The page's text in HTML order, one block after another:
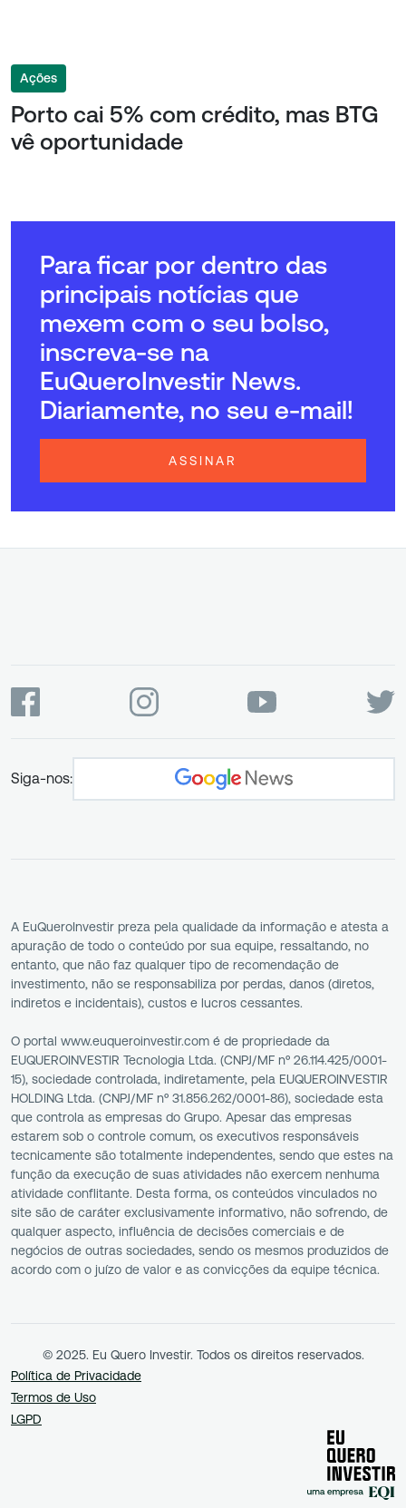
Ações
Porto cai 5% com crédito, mas BTG
vê oportunidade
Para ficar por dentro das
principais notícias que
mexem com o seu bolso,
inscreva-se na
EuQueroInvestir News.
Diariamente, no seu e-mail!
ASSINAR
Siga-nos:
A EuQueroInvestir preza pela qualidade da informação e atesta a
apuração de todo o conteúdo por sua equipe, ressaltando, no
entanto, que não faz qualquer tipo de recomendação de
investimento, não se responsabiliza por perdas, danos (diretos,
indiretos e incidentais), custos e lucros cessantes.
O portal www.euqueroinvestir.com é de propriedade da
EUQUEROINVESTIR Tecnologia Ltda. (CNPJ/MF nº 26.114.425/0001-
15), sociedade controlada, indiretamente, pela EUQUEROINVESTIR
HOLDING Ltda. (CNPJ/MF nº 31.856.262/0001-86), sociedade esta
que controla as empresas do Grupo. Apesar das empresas
estarem sob o controle comum, os executivos responsáveis
tecnicamente são totalmente independentes, sendo que estes na
função da execução de suas atividades não exercem nenhuma
atividade conflitante. Desta forma, os conteúdos vinculados no
site são de caráter exclusivamente informativo, não sofrendo, de
qualquer aspecto, influência de decisões comerciais e de
negócios de outras sociedades, sendo os mesmos produzidos de
acordo com o juízo de valor e as convicções da equipe técnica.
© 2025. Eu Quero Investir. Todos os direitos reservados.
Política de Privacidade
Termos de Uso
LGPD